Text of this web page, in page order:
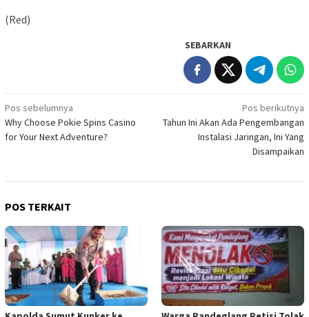
(Red)
SEBARKAN
Navigasi
pos
Pos sebelumnya
Why Choose Pokie Spins Casino
for Your Next Adventure?
Pos berikutnya
Tahun Ini Akan Ada Pengembangan
Instalasi Jaringan, Ini Yang
Disampaikan
POS TERKAIT